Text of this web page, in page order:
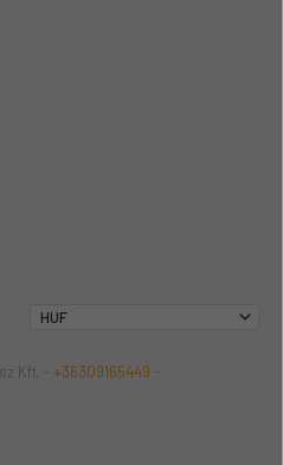
Kft. - +36309165449 -